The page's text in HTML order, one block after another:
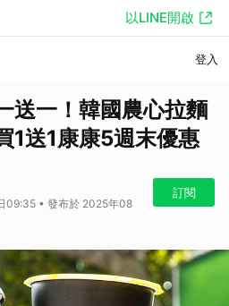
以LINE開啟
登入
送一！韓國農心拉麵
1送1康康5週末優惠
09:35 • 發布於 2025年08
訂閱